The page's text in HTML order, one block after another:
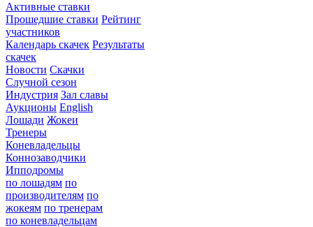
Активные ставки
Прошедшие ставки Рейтинг
участников
Календарь скачек Результаты
скачек
Новости Скачки
Случной сезон
Индустрия Зал славы
Аукционы English
Лошади Жокеи
Тренеры
Коневладельцы
Коннозаводчики
Ипподромы
по лошадям по
производителям по
жокеям по тренерам
по коневладельцам